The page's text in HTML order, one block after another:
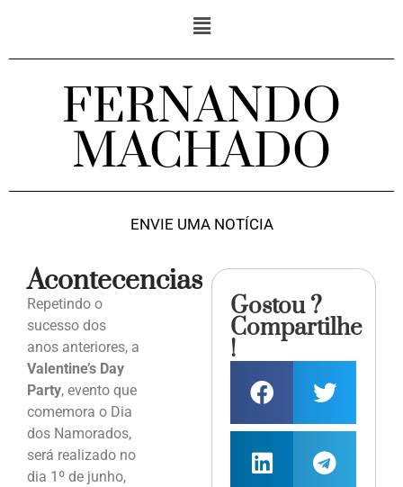
FERNANDO
MACHADO
ENVIE UMA NOTÍCIA
Acontecencias
Repetindo o
sucesso dos
anos anteriores, a
Valentine’s Day
Party, evento que
comemora o Dia
dos Namorados,
será realizado no
dia 1º de junho,
Gostou ?
Compartilhe
!